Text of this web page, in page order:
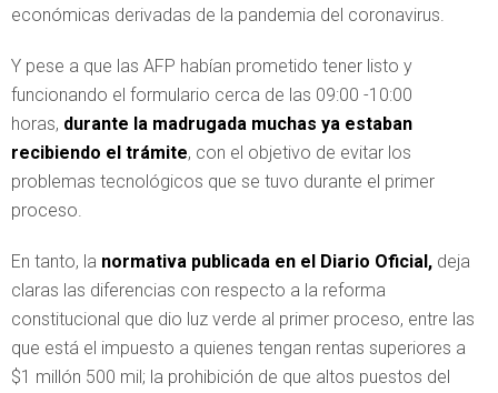
económicas derivadas de la pandemia del coronavirus.
Y pese a que las AFP habían prometido tener listo y
funcionando el formulario cerca de las 09:00 -10:00
horas, durante la madrugada muchas ya estaban
recibiendo el trámite, con el objetivo de evitar los
problemas tecnológicos que se tuvo durante el primer
proceso.
En tanto, la normativa publicada en el Diario Oficial, deja
claras las diferencias con respecto a la reforma
constitucional que dio luz verde al primer proceso, entre las
que está el impuesto a quienes tengan rentas superiores a
$1 millón 500 mil; la prohibición de que altos puestos del